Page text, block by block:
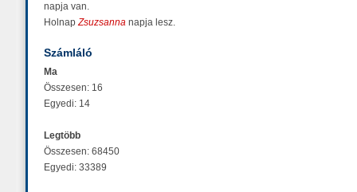
napja van.
HolnapZsuzsanna napja lesz.
Számláló
Ma
Összesen: 16
Egyedi: 14
Legtöbb
Összesen: 68450
Egyedi: 33389